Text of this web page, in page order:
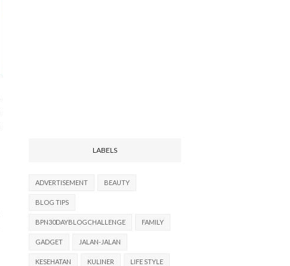
LABELS
ADVERTISEMENT BEAUTY
BLOG TIPS
BPN30DAYBLOGCHALLENGE FAMILY
GADGET JALAN-JALAN
KESEHATAN KULINER LIFE STYLE